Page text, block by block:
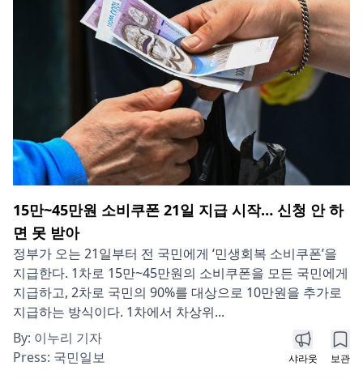
15만~45만원 소비쿠폰 21일 지급 시작… 신청 안 하
면 못 받아
정부가 오는 21일부터 전 국민에게 ‘민생회복 소비쿠폰’을
지급한다. 1차로 15만~45만원의 소비쿠폰을 모든 국민에게
지급하고, 2차로 국민의 90%를 대상으로 10만원을 추가로
지급하는 방식이다. 1차에서 차상위...
By: 이누리 기자
Press: 국민일보 샤라웃 보관